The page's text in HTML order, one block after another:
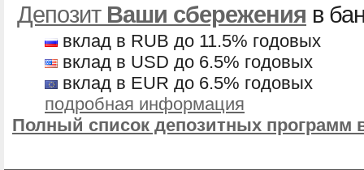
Депозит Ваши сбережения в
вклад в RUB до 11.5% годовых
вклад в USD до 6.5% годовых
вклад в EUR до 6.5% годовых
подробная информация
Полный список депозитных программ